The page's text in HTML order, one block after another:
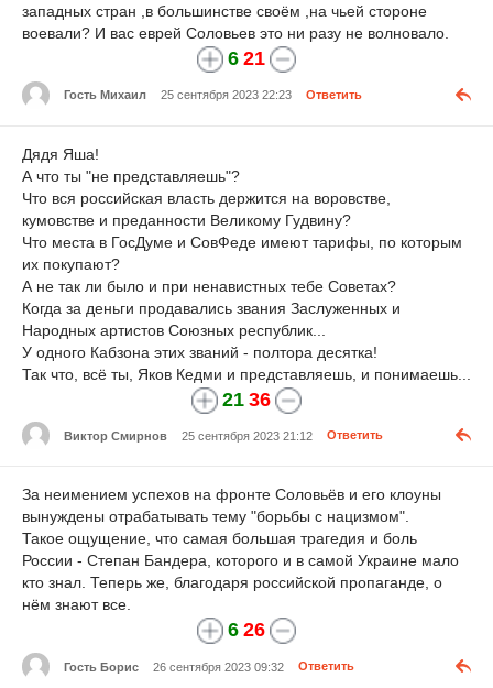
западных стран ,в большинстве своём ,на чьей стороне
воевали? И вас еврей Соловьев это ни разу не волновало.
6 21
Гость Михаил 25 сентября 2023 22:23 Ответить
Дядя Яша!
А что ты "не представляешь"?
Что вся российская власть держится на воровстве,
кумовстве и преданности Великому Гудвину?
Что места в ГосДуме и СовФеде имеют тарифы, по которым
их покупают?
А не так ли было и при ненавистных тебе Советах?
Когда за деньги продавались звания Заслуженных и
Народных артистов Союзных республик...
У одного Кабзона этих званий - полтора десятка!
Так что, всё ты, Яков Кедми и представляешь, и понимаешь...
21 36
Виктор Смирнов 25 сентября 2023 21:12 Ответить
За неимением успехов на фронте Соловьёв и его клоуны
вынуждены отрабатывать тему "борьбы с нацизмом".
Такое ощущение, что самая большая трагедия и боль
России - Степан Бандера, которого и в самой Украине мало
кто знал. Теперь же, благодаря российской пропаганде, о
нём знают все.
6 26
Гость Борис 26 сентября 2023 09:32 Ответить